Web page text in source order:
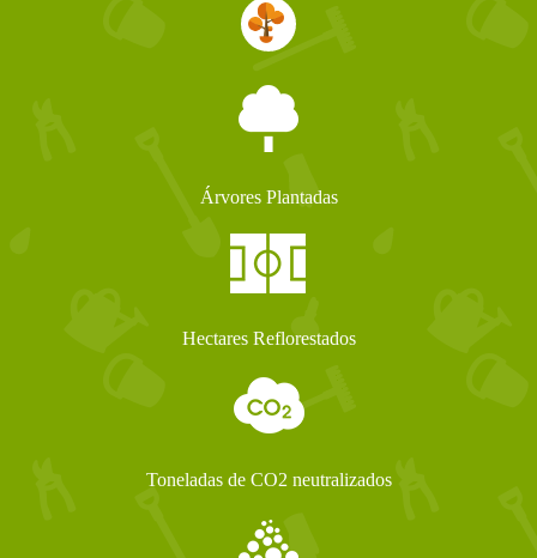
Árvores Plantadas
Hectares Reflorestados
Toneladas de CO2 neutralizados